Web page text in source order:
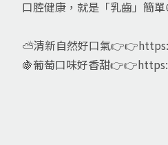
口腔健康，就是「乳齒」簡
⛅清新自然好口氣
🍇葡萄口味好香甜